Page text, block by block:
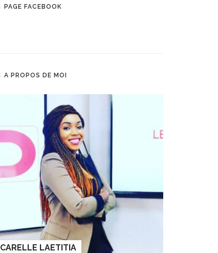
PAGE FACEBOOK
A PROPOS DE MOI
CARELLE LAETITIA